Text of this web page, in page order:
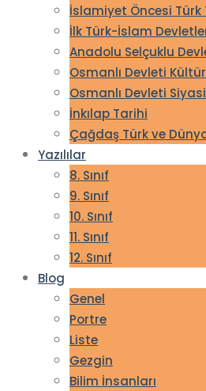
İslamiyet Öncesi Türk
İlk Türk-İslam
Anadolu Selçuklu
Osmanlı Devleti
Osmanlı Devleti
İnkılap Tarihi
Çağdaş Türk ve
Yazılılar
8. Sınıf
9. Sınıf
10. Sınıf
11. Sınıf
12. Sınıf
Blog
Genel
Portre
Liste
Gezgin
Bilim İnsanları